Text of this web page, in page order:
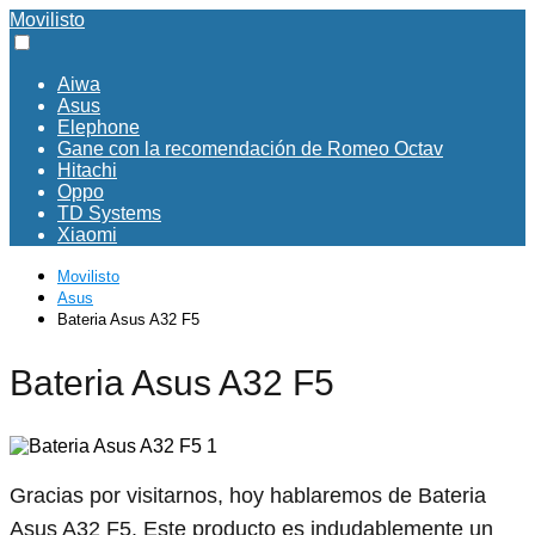
Movilisto
Aiwa
Asus
Elephone
Gane con la recomendación de Romeo Octav
Hitachi
Oppo
TD Systems
Xiaomi
Movilisto
Asus
Bateria Asus A32 F5
Bateria Asus A32 F5
Gracias por visitarnos, hoy hablaremos de Bateria
Asus A32 F5. Este producto es indudablemente un